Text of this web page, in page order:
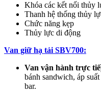
Khóa các kết nối thủy
Thanh hệ thống thủy
Chức năng kẹp
Thủy lực di động
Van giữ hạ tải SBV700:
Van vận hành trực
bánh sandwich, áp
bar.